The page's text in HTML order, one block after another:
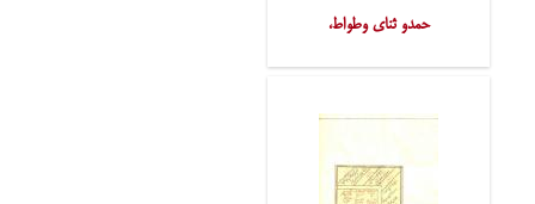
حمدو ثنای وطواط،